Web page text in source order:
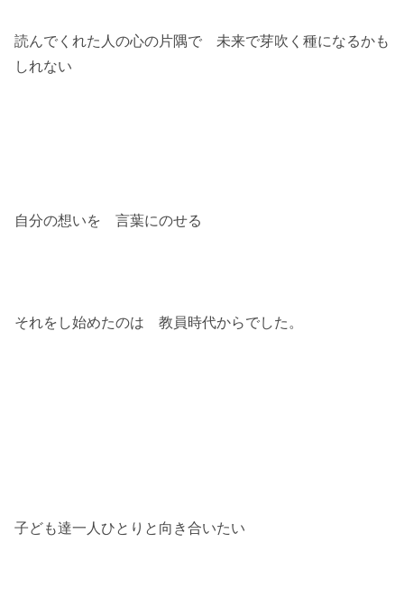
読んでくれた人の心の片隅で 未来で芽吹く種になるかも
しれない
自分の想いを 言葉にのせる
それをし始めたのは 教員時代からでした。
子ども達一人ひとりと向き合いたい